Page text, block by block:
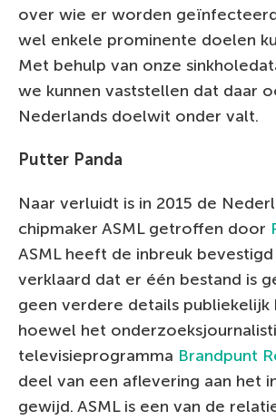
over wie er worden
wel enkele prominente doelen
Met behulp van onze
we kunnen vaststellen dat daar
Nederlands doelwit onder valt.
Putter Panda
Naar verluidt is in 2015 de
chipmaker ASML getroffen door
ASML heeft de inbreuk
verklaard dat er één bestand is
geen verdere details publiekelijk
hoewel het
televisieprogramma Brandpunt
deel van een aflevering aan het
gewijd. ASML is een van de